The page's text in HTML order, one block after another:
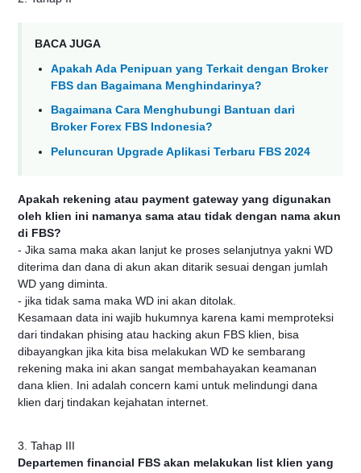
BACA JUGA
Apakah Ada Penipuan yang Terkait dengan Broker
FBS dan Bagaimana Menghindarinya?
Bagaimana Cara Menghubungi Bantuan dari
Broker Forex FBS Indonesia?
Peluncuran Upgrade Aplikasi Terbaru FBS 2024
Apakah rekening atau payment gateway yang digunakan
oleh klien ini namanya sama atau tidak dengan nama akun
di FBS?
- Jika sama maka akan lanjut ke proses selanjutnya yakni WD
diterima dan dana di akun akan ditarik sesuai dengan jumlah
WD yang diminta.
- jika tidak sama maka WD ini akan ditolak.
Kesamaan data ini wajib hukumnya karena kami memproteksi
dari tindakan phising atau hacking akun FBS klien, bisa
dibayangkan jika kita bisa melakukan WD ke sembarang
rekening maka ini akan sangat membahayakan keamanan
dana klien. Ini adalah concern kami untuk melindungi dana
klien darj tindakan kejahatan internet.
3. Tahap III
Departemen financial FBS akan melakukan list klien yang